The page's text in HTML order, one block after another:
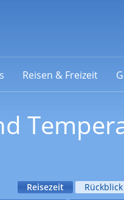
Reisen & Freizeit
Reisezeit
Rückblick